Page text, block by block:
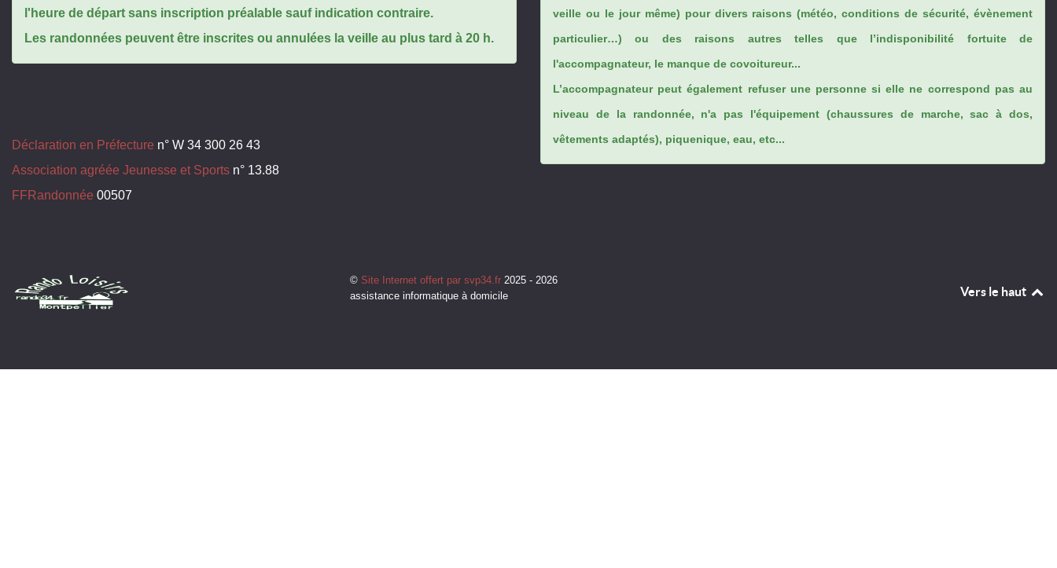
l'heure de départ sans inscription préalable sauf indication contraire.
Les randonnées peuvent être inscrites ou annulées la veille au plus tard à 20 h.
Déclaration en Préfecture n° W 34 300 26 43
Association agréée Jeunesse et Sports n° 13.88
FFRandonnée 00507
veille ou le jour même) pour divers raisons (météo, conditions de sécurité, évènement
particulier…) ou des raisons autres telles que l’indisponibilité fortuite de
l'accompagnateur, le manque de covoitureur...
L’accompagnateur peut également refuser une personne si elle ne correspond pas au
niveau de la randonnée, n'a pas l'équipement (chaussures de marche, sac à dos,
vêtements adaptés), piquenique, eau, etc...
© Site Internet offert par svp34.fr2025 - 2026
assistance informatique à domicile
Vers le haut